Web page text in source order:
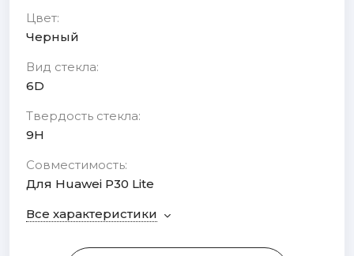
Цвет:
Черный
Вид стекла:
6D
Твердость стекла:
9H
Совместимость:
Для Huawei P30 Lite
Все характеристики